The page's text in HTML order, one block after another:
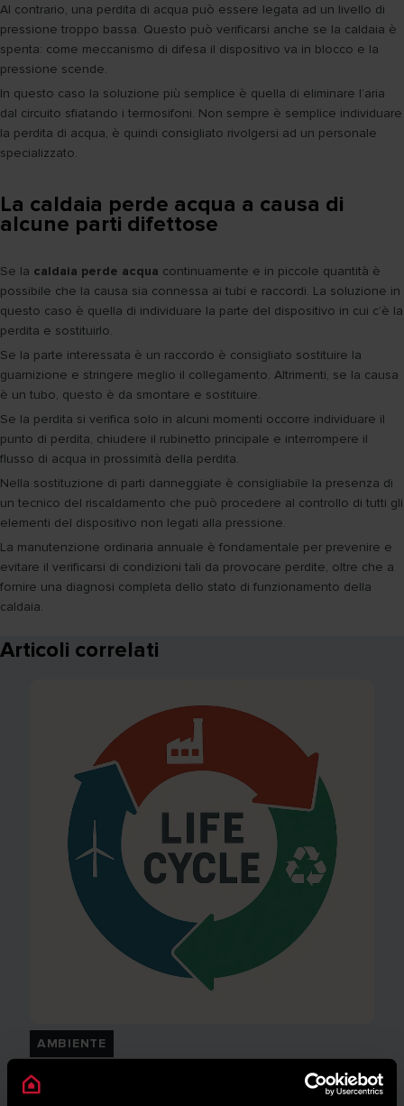
Al contrario, una perdita di acqua può essere legata ad un livello di
pressione troppo bassa. Questo può verificarsi anche se la caldaia è
spenta: come meccanismo di difesa il dispositivo va in blocco e la
pressione scende.
In questo caso la soluzione più semplice è quella di eliminare l’aria
dal circuito sfiatando i termosifoni. Non sempre è semplice individuare
la perdita di acqua, è quindi consigliato rivolgersi ad un personale
specializzato.
La caldaia perde acqua a causa di
alcune parti difettose
Se la caldaia perde acqua continuamente e in piccole quantità è
possibile che la causa sia connessa ai tubi e raccordi. La soluzione in
questo caso è quella di individuare la parte del dispositivo in cui c’è la
perdita e sostituirlo.
Se la parte interessata è un raccordo è consigliato sostituire la
guarnizione e stringere meglio il collegamento. Altrimenti, se la causa
è un tubo, questo è da smontare e sostituire.
Se la perdita si verifica solo in alcuni momenti occorre individuare il
punto di perdita, chiudere il rubinetto principale e interrompere il
flusso di acqua in prossimità della perdita.
Nella sostituzione di parti danneggiate è consigliabile la presenza di
un tecnico del riscaldamento che può procedere al controllo di tutti gli
elementi del dispositivo non legati alla pressione.
La manutenzione ordinaria annuale è fondamentale per prevenire e
evitare il verificarsi di condizioni tali da provocare perdite, oltre che a
fornire una diagnosi completa dello stato di funzionamento della
caldaia.
Articoli correlati
AMBIENTE
Risparmio energetico: trasforma la tua
casa in un modello di efficienza